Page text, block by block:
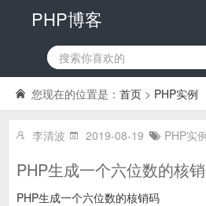
PHP博客
您现在的位置是： 首页 > PHP实例
李清波 2019-08-19 PHP实
PHP生成一个六位数的核
PHP生成一个六位数的核销码